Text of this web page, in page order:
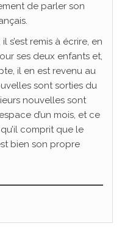
de parler son
s’est remis à écrire, en
ses deux enfants et,
il en est revenu au
sont sorties du
nouvelles sont
d’un mois, et ce
comprit que le
bien son propre